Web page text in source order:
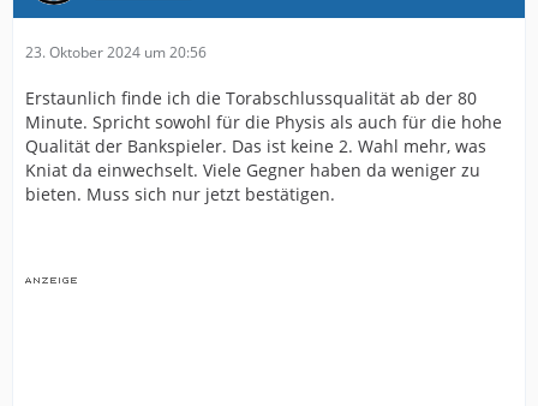
23. Oktober 2024 um 20:56
Erstaunlich finde ich die Torabschlussqualität ab der 80
Minute. Spricht sowohl für die Physis als auch für die hohe
Qualität der Bankspieler. Das ist keine 2. Wahl mehr, was
Kniat da einwechselt. Viele Gegner haben da weniger zu
bieten. Muss sich nur jetzt bestätigen.